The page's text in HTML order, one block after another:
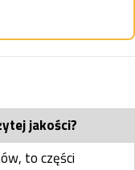
jakości?
to części